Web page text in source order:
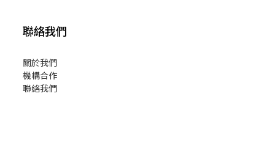
聯絡我們
關於我們
機構合作
聯絡我們